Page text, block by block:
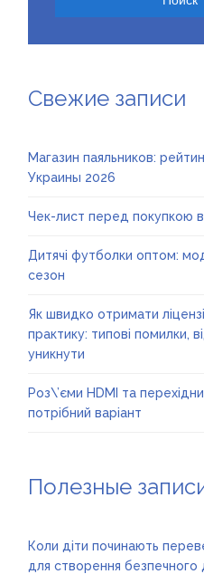
Свежие записи
Магазин паяльников:
Украины 2026
Чек-лист перед покупкою
Дитячі футболки оптом:
сезон
Як швидко отримати
практику: типові помилки,
уникнути
Роз\’єми HDMI та
потрібний варіант
Полезные
Коли діти починають
для створення безпечного